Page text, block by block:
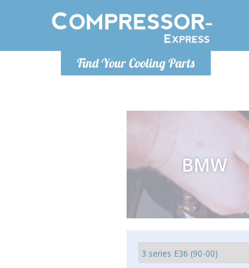
Find Your Cooling Parts
BMW